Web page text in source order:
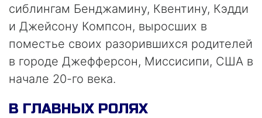
сиблингам Бенджамину, Квентину, Кэдди
и Джейсону Компсон, выросших в
поместье своих разорившихся родителей
в городе Джефферсон, Миссисипи, США в
начале 20-го века.
В ГЛАВНЫХ РОЛЯХ